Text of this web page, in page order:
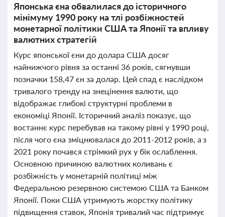
Японська єна обвалилася до історичного
мінімуму 1990 року на тлі розбіжностей
монетарної політики США та Японії та впливу
валютних стратегій
Курс японської єни до долара США досяг
найнижчого рівня за останні 36 років, сягнувши
позначки 158,47 єн за долар. Цей спад є наслідком
тривалого тренду на знецінення валюти, що
відображає глибокі структурні проблеми в
економіці Японії. Історичний аналіз показує, що
востаннє курс перебував на такому рівні у 1990 році,
після чого єна зміцнювалася до 2011-2012 років, а з
2021 року почався стрімкий рух у бік ослаблення.
Основною причиною валютних коливань є
розбіжність у монетарній політиці між
Федеральною резервною системою США та Банком
Японії. Поки США утримують жорстку політику
підвищення ставок, Японія тривалий час підтримує